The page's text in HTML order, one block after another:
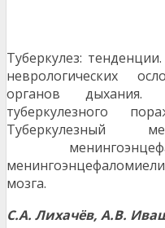
Туберкулез:
неврологических
органов дыхания.
туберкулезного
Туберкулезный
мозга.
С.А. Лихачёв, А.В.